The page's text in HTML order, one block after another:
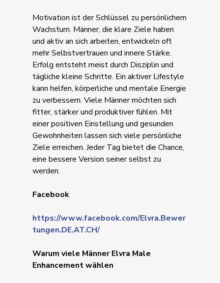
Motivation ist der Schlüssel zu persönlichem
Wachstum. Männer, die klare Ziele haben
und aktiv an sich arbeiten, entwickeln oft
mehr Selbstvertrauen und innere Stärke.
Erfolg entsteht meist durch Disziplin und
tägliche kleine Schritte. Ein aktiver Lifestyle
kann helfen, körperliche und mentale Energie
zu verbessern. Viele Männer möchten sich
fitter, stärker und produktiver fühlen. Mit
einer positiven Einstellung und gesunden
Gewohnheiten lassen sich viele persönliche
Ziele erreichen. Jeder Tag bietet die Chance,
eine bessere Version seiner selbst zu
werden.
Facebook
https://www.facebook.com/Elvra.Bewer
tungen.DE.AT.CH/
Warum viele Männer Elvra Male
Enhancement wählen